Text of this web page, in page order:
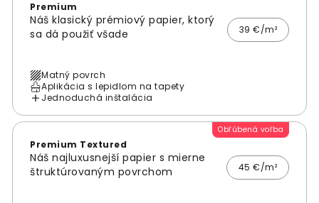
Premium
Náš klasický prémiový papier, ktorý
sa dá použiť všade
39 €/m²
Matný povrch
Aplikácia s lepidlom na tapety
Jednoduchá inštalácia
Obľúbená voľba
Premium Textured
Náš najluxusnejší papier s mierne
štruktúrovaným povrchom
45 €/m²